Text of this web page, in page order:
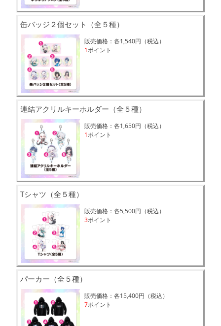
缶バッジ２個セット（全５種）
販売価格：各1,540円（税込）
1ポイント
連結アクリルキーホルダー（全５種）
販売価格：各1,650円（税込）
1ポイント
Tシャツ（全５種）
販売価格：各5,500円（税込）
3ポイント
パーカー（全５種）
販売価格：各15,400円（税込）
7ポイント